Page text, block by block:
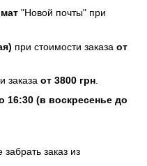
"Новой почты" при
при стоимости заказа от
заказа от 3800 грн
16:30 (в воскресенье до
заказ из